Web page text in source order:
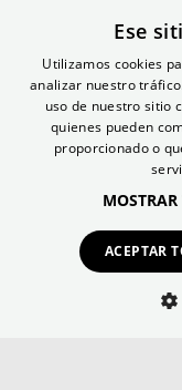
Future
Blog Future
Contacto Future
ología
Eventos
Habla con Nexus
Ese
Utilizamos cookies
analizar nuestro
uso de nuestro sitio
quienes pueden
proporcionado o
ACEPTAR